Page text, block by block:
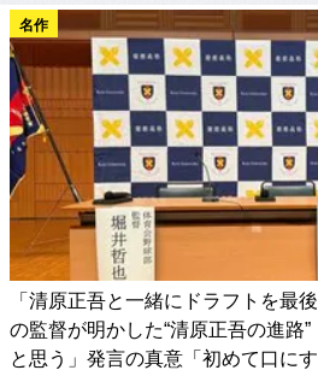
名作
「清原正吾と一緒にドラフトを最
の監督が明かした“清原正吾の進路
と思う」発言の真意「初めて口に